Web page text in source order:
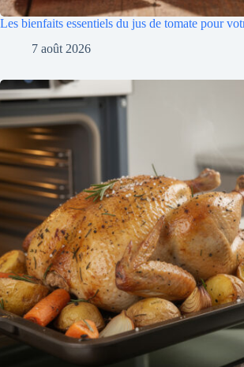
Les bienfaits essentiels du jus de tomate pour
7 août 2026